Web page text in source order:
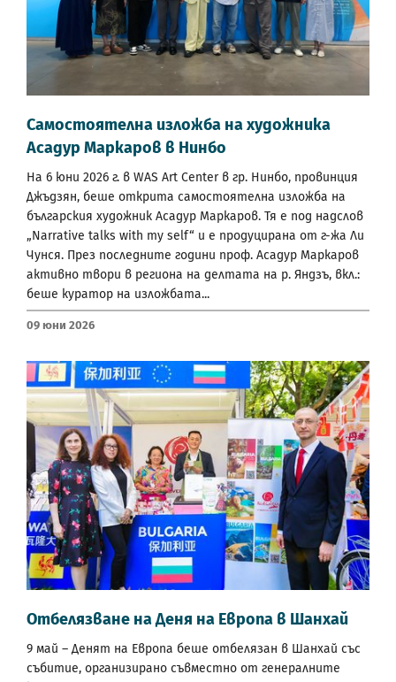
Самостоятелна изложба на художника
Асадур Маркаров в Нинбо
На 6 юни 2026 г. в WAS Art Center в гр. Нинбо, провинция
Джъдзян, беше открита самостоятелна изложба на
българския художник Асадур Маркаров. Тя е под надслов
„Narrative talks with my self“ и е продуцирана от г-жа Ли
Чунся. През последните години проф. Асадур Маркаров
активно твори в региона на делтата на р. Яндзъ, вкл.:
беше куратор на изложбата...
09 Юни 2026
Отбелязване на Деня на Европа в Шанхай
9 май – Денят на Европа беше отбелязан в Шанхай със
събитие, организирано съвместно от генералните